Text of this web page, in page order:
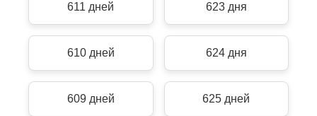
611 дней 623 дня
610 дней 624 дня
609 дней 625 дней